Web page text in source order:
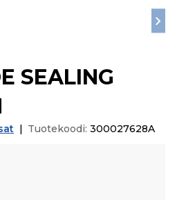
SEALING
Tuotekoodi: 300027628A